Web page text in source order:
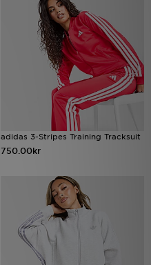
adidas 3-Stripes Training Tracksuit
750.00kr